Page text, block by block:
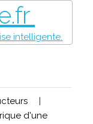
intelligente.
|
d'une